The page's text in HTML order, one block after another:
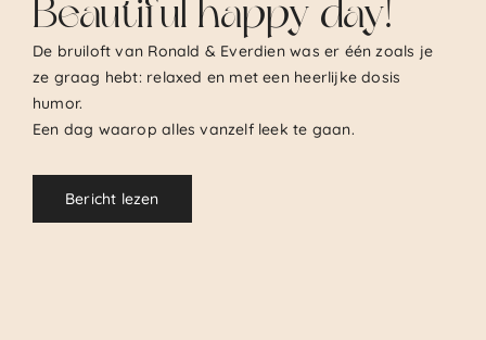
Beautiful happy day!
De bruiloft van Ronald & Everdien was er één zoals je
ze graag hebt: relaxed en met een heerlijke dosis
humor.
Een dag waarop alles vanzelf leek te gaan.
Bericht lezen